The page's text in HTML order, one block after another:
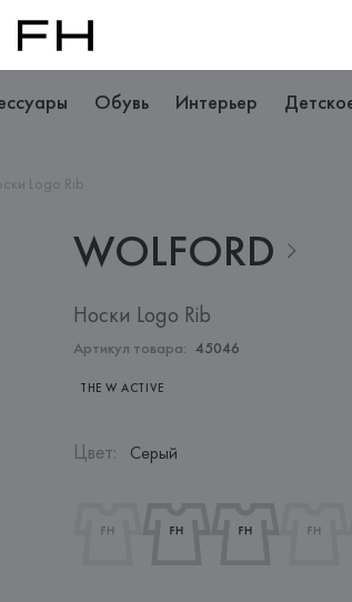
Обувь Интерьер
Logo Rib
WOLFORD
Носки Logo Rib
Артикул товара: 45046
THE W ACTIVE
Цвет: Серый